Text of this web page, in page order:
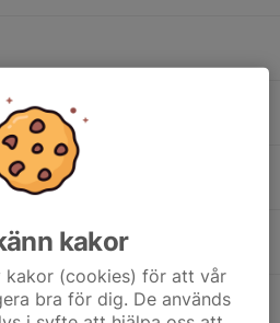
luftgevär
4 Försvarets Hus
kakor
kakor (cookies) för att vår
bra för dig. De används